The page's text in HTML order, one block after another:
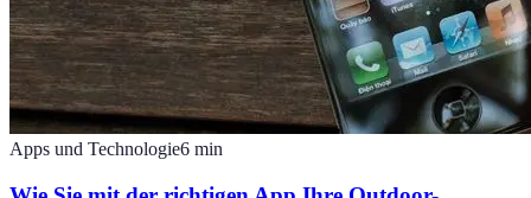
Apps und Technologie6 min